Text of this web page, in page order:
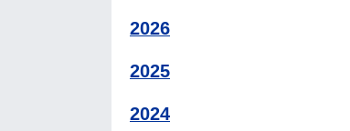
2026
2025
2024